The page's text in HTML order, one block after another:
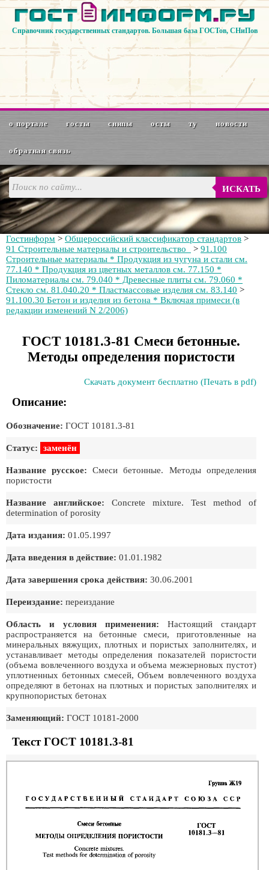
Справочник государственных стандартов. Большая база ГОСТов, СНиПов
о портале госты снипы осты ту новости
обратная связь
ИСКАТЬ
Гостинформ > Общероссийский классификатор стандартов >
91 Строительные материалы и строительство
> 91.100
Строительные материалы * Продукция из чугуна и стали см.
77.140 * Продукция из цветных металлов см. 77.150 *
Пиломатериалы см. 79.040 * Древесные плиты см. 79.060 *
Стекло см. 81.040.20 * Пластмассовые изделия см. 83.140 >
91.100.30 Бетон и изделия из бетона * Включая примеси (в
редакции изменений N 2/2006)
ГОСТ 10181.3-81 Смеси бетонные.
Методы определения пористости
Скачать документ бесплатно (Печать в pdf)
Описание:
Обозначение: ГОСТ 10181.3-81
Статус: заменён
Название русское: Смеси бетонные. Методы определения
пористости
Название английское: Concrete mixture. Test method of
determination of porosity
Дата издания: 01.05.1997
Дата введения в действие: 01.01.1982
Дата завершения срока действия: 30.06.2001
Переиздание: переиздание
Область и условия применения: Настоящий стандарт
распространяется на бетонные смеси, приготовленные на
минеральных вяжущих, плотных и пористых заполнителях, и
устанавливает методы определения показателей пористости
(объема вовлеченного воздуха и объема межзерновых пустот)
уплотненных бетонных смесей, Объем вовлеченного воздуха
определяют в бетонах на плотных и пористых заполнителях и
крупнопористых бетонах
Заменяющий: ГОСТ 10181-2000
Текст ГОСТ 10181.3-81